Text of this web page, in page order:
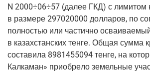
N 2000÷06÷57 (далее ГКД) с лими­том
в раз­ме­ре 297020000 дол­ла­ров, по
пол­но­стью или частич­но
в казах­стан­ских тен­ге. Общая сум­ма
соста­ви­ла 8981455094 тен­ге, на
Кал­ка­ман» при­об­ре­ло земель­ные